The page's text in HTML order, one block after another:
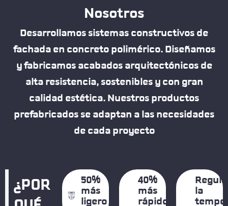
Nosotros
Desarrollamos sistemas constructivos de
fachada en concreto polimérico. Diseñamos
y fabricamos acabados arquitectónicos de
alta resistencia, sostenibles y con gran
calidad estética. Nuestros productos
prefabricados se adaptan a las necesidades
de cada proyecto
¿POR
50%
más
ligero
40%
más
rápido
Regula
la